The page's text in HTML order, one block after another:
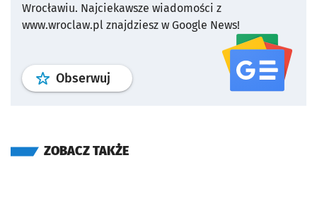
Wrocławiu. Najciekawsze wiadomości z
www.wroclaw.pl znajdziesz w Google News!
Obserwuj profil serwisu
ZOBACZ TAKŻE